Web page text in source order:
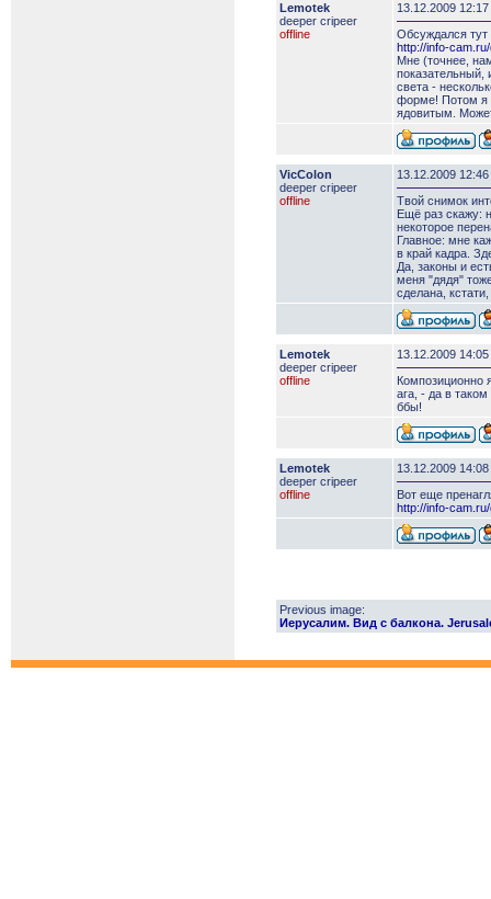
Lemotek
deeper сripeer
offline
13.12.2009 12:17
Обсуждался тут
http://info-
Мне (точнее,
показательный,
света -
форме! Потом я
ядовитым.
VicColon
deeper сripeer
offline
13.12.2009 12:46
Твой снимок
Ещё раз скажу:
некоторое
Главное: мне
в край кадра.
Да, законы и
меня "дядя"
сделана,
Lemotek
deeper сripeer
offline
13.12.2009 14:05
Композиционно
ага, - да в
ббы!
Lemotek
deeper сripeer
offline
13.12.2009 14:08
Вот еще
http://info-
Previous image:
Иерусалим. Вид с балкона.